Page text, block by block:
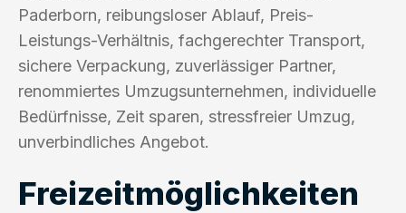
Paderborn, reibungsloser Ablauf, Preis-
Leistungs-Verhältnis, fachgerechter Transport,
sichere Verpackung, zuverlässiger Partner,
renommiertes Umzugsunternehmen, individuelle
Bedürfnisse, Zeit sparen, stressfreier Umzug,
unverbindliches Angebot.
Freizeitmöglichkeiten